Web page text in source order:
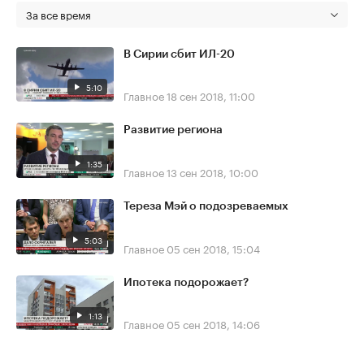
За все время
5:10
В Сирии сбит ИЛ-20
Главное18 сен 2018, 11:00
1:35
Развитие региона
Главное13 сен 2018, 10:00
5:03
Тереза Мэй о подозреваемых
Главное 05 сен 2018, 15:04
1:13
Ипотека подорожает?
Главное 05 сен 2018, 14:06